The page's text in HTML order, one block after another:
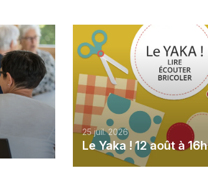
25 juil. 2026
Le Yaka ! 12 août à 16h